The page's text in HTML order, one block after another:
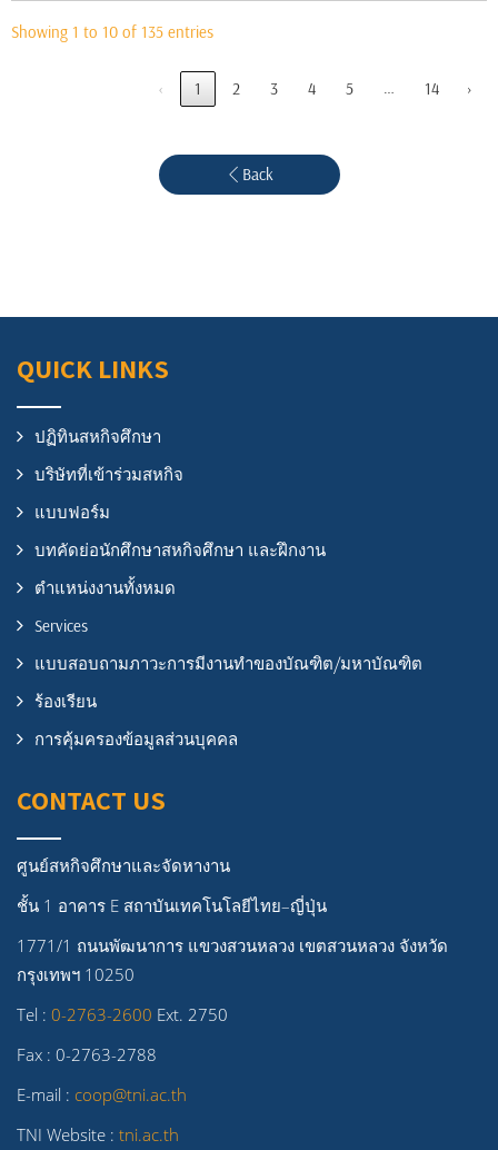
Showing 1 to 10 of 135 entries
‹ 1 2 3 4 5 14 ›
Back
QUICK LINKS
ปฏิทินสหกิจศึกษา
บริษัทที่เข้าร่วมสหกิจ
แบบฟอร์ม
บทคัดย่อนักศึกษาสหกิจศึกษา และฝึกงาน
ตำแหน่งงานทั้งหมด
Services
แบบสอบถามภาวะการมีงานทำของบัณฑิต/มหาบัณฑิต
ร้องเรียน
การคุ้มครองข้อมูลส่วนบุคคล
CONTACT US
ศูนย์สหกิจศึกษาและจัดหางาน
ชั้น 1 อาคาร E สถาบันเทคโนโลยีไทย–ญี่ปุ่น
1771/1 ถนนพัฒนาการ แขวงสวนหลวง เขตสวนหลวง จังหวัด
กรุงเทพฯ 10250
Tel : 0-2763-2600 Ext. 2750
Fax : 0-2763-2788
E-mail : coop@tni.ac.th
TNI Website : tni.ac.th